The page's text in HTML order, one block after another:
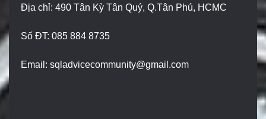
Địa chỉ: 490 Tân Kỳ Tân Quý, Q.Tân Phú, HCMC
Số ĐT: 085 884 8735
Email:sqladvicecommunity@gmail.com